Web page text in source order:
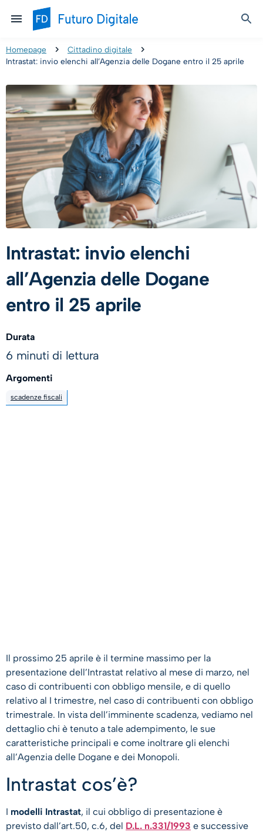
Homepage
Cittadino digitale
Intrastat: invio elenchi all’Agenzia delle Dogane entro il 25 aprile
Intrastat: invio elenchi
all’Agenzia delle Dogane
entro il 25 aprile
Il prossimo 25 aprile è il termine massimo per la
presentazione dell’Intrastat relativo al mese di marzo, nel
caso di contribuenti con obbligo mensile, e di quello
relativo al I trimestre, nel caso di contribuenti con obbligo
trimestrale. In vista dell’imminente scadenza, vediamo nel
dettaglio chi è tenuto a tale adempimento, le sue
caratteristiche principali e come inoltrare gli elenchi
all’Agenzia delle Dogane e dei Monopoli.
Intrastat cos’è?
I modelli Intrastat, il cui obbligo di presentazione è
previsto dall’art.50, c.6, del D.L. n.331/1993 e successive
Durata
6 minuti di lettura
Argomenti
scadenze fiscali